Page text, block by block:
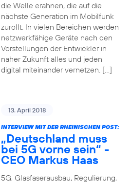
die Welle erahnen, die auf die
nächste Generation im Mobilfunk
zurollt. In vielen Bereichen werden
netzwerkfähige Geräte nach den
Vorstellungen der Entwickler in
naher Zukunft alles und jeden
digital miteinander vernetzen. […]
13. April 2018
INTERVIEW MIT DER RHEINISCHEN POST:
„Deutschland muss
bei 5G vorne sein“ -
CEO Markus Haas
5G, Glasfaserausbau, Regulierung,